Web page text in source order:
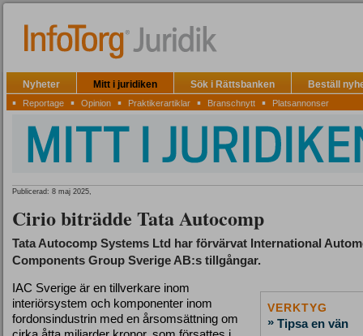
Nyheter Mitt i juridiken Sök i Rättsbanken Beställ
▪ Reportage ▪ Opinion ▪ Praktikerartiklar ▪ Branschnytt ▪ Platsannonser
Publicerad: 8 maj 2025,
Cirio biträdde Tata Autocomp
Tata Autocomp Systems Ltd har förvärvat International
Components Group Sverige AB:s tillgångar.
VERKTYG
» Tipsa en vän
IAC Sverige är en tillverkare inom
interiörsystem och komponenter inom
fordonsindustrin med en årsomsättning om